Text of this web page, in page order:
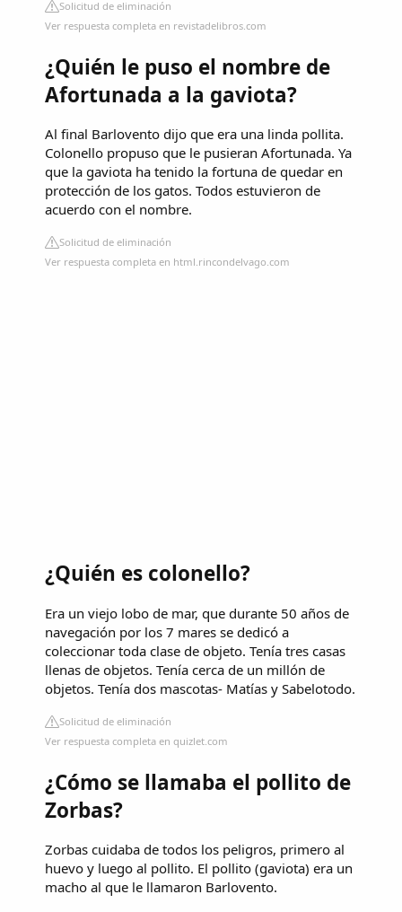
Solicitud de eliminación
Ver respuesta completa en revistadelibros.com
¿Quién le puso el nombre de
Afortunada a la gaviota?
Al final Barlovento dijo que era una linda pollita.
Colonello propuso que le pusieran Afortunada. Ya
que la gaviota ha tenido la fortuna de quedar en
protección de los gatos. Todos estuvieron de
acuerdo con el nombre.
Solicitud de eliminación
Ver respuesta completa en html.rincondelvago.com
¿Quién es colonello?
Era un viejo lobo de mar, que durante 50 años de
navegación por los 7 mares se dedicó a
coleccionar toda clase de objeto. Tenía tres casas
llenas de objetos. Tenía cerca de un millón de
objetos. Tenía dos mascotas- Matías y Sabelotodo.
Solicitud de eliminación
Ver respuesta completa en quizlet.com
¿Cómo se llamaba el pollito de
Zorbas?
Zorbas cuidaba de todos los peligros, primero al
huevo y luego al pollito. El pollito (gaviota) era un
macho al que le llamaron Barlovento.